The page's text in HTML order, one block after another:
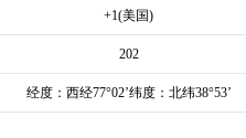
+1(美国)
202
经度：西经77°02’纬度：北纬38°53’